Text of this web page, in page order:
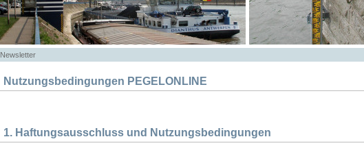
Newsletter
Nutzungsbedingungen PEGELONLINE
1. Haftungsausschluss und Nutzungsbedingungen